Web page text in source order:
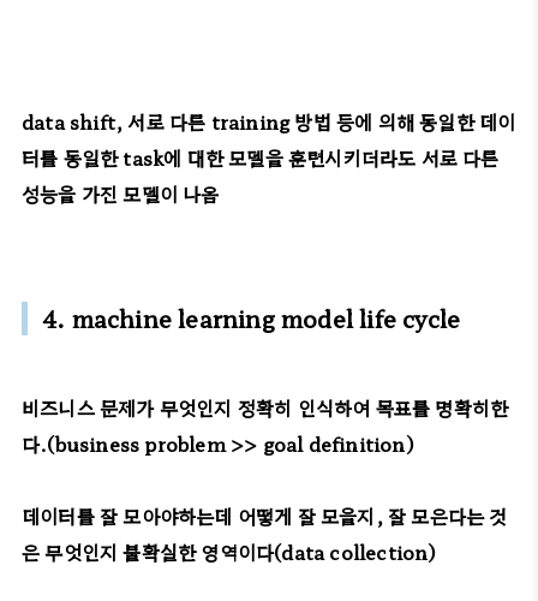
data shift, 서로 다른 training 방법 등에 의해 동일한 데이
터를 동일한 task에 대한 모델을 훈련시키더라도 서로 다른
성능을 가진 모델이 나옴
4. machine learning model life cycle
비즈니스 문제가 무엇인지 정확히 인식하여 목표를 명확히한
다.(business problem >> goal definition)
데이터를 잘 모아야하는데 어떻게 잘 모을지, 잘 모은다는 것
은 무엇인지 불확실한 영역이다(data collection)